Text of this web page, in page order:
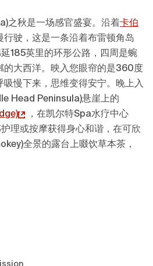
之秋是一场感官盛宴。沿着卡伯
行驶，这是一条沿着布雷顿角岛
185英里的环形公路，四周是蜿
的大西洋。映入您眼帘的是360度
吸慢下来，思维变得安宁。晚上入
Head Peninsula)悬崖上的
，在凯尔特Spa水疗中心
理或按摩获得身心和谐，在可欣
全景的露台上啜饮草本茶，